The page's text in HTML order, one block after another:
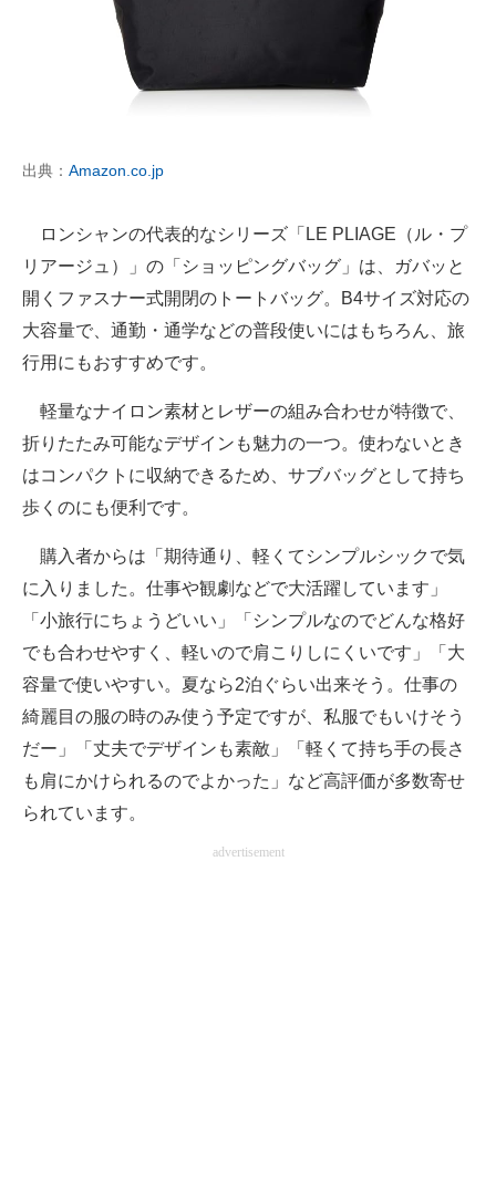
出典： Amazon.co.jp
ロンシャンの代表的なシリーズ「LE PLIAGE（ル・プ
リアージュ）」の「ショッピングバッグ」は、ガバッと
開くファスナー式開閉のトートバッグ。B4サイズ対応の
大容量で、通勤・通学などの普段使いにはもちろん、旅
行用にもおすすめです。
軽量なナイロン素材とレザーの組み合わせが特徴で、
折りたたみ可能なデザインも魅力の一つ。使わないとき
はコンパクトに収納できるため、サブバッグとして持ち
歩くのにも便利です。
購入者からは「期待通り、軽くてシンプルシックで気
に入りました。仕事や観劇などで大活躍しています」
「小旅行にちょうどいい」「シンプルなのでどんな格好
でも合わせやすく、軽いので肩こりしにくいです」「大
容量で使いやすい。夏なら2泊ぐらい出来そう。仕事の
綺麗目の服の時のみ使う予定ですが、私服でもいけそう
だー」「丈夫でデザインも素敵」「軽くて持ち手の長さ
も肩にかけられるのでよかった」など高評価が多数寄せ
られています。
advertisement